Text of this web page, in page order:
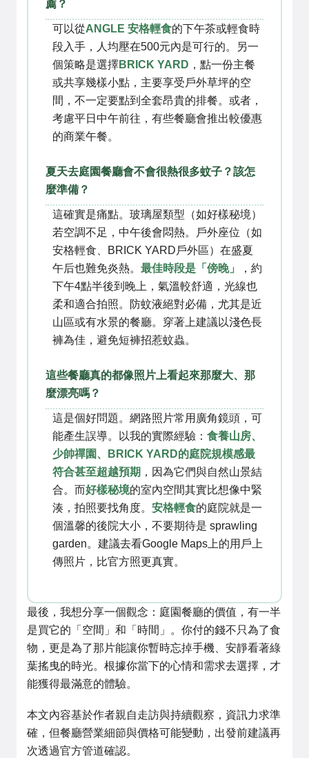
薦？
可以從ANGLE 安格輕食的下午茶或輕食時
段入手，人均壓在500元內是可行的。另一
個策略是選擇BRICK YARD ，點一份主餐
或共享幾樣小點，主要享受戶外草坪的空
間，不一定要點到全套昂貴的排餐。或者，
考慮平日中午前往，有些餐廳會推出較優惠
的商業午餐。
夏天去庭園餐廳會不會很熱很多蚊子？該怎
麼準備？
這確實是痛點。玻璃屋類型（如好樣秘境）
若空調不足，中午後會悶熱。戶外座位（如
安格輕食、BRICK YARD戶外區）在盛夏
午后也難免炎熱。 最佳時段是「傍晚」
，約
下午4點半後到晚上，氣溫較舒適，光線也
柔和適合拍照。防蚊液絕對必備，尤其是近
山區或有水景的餐廳。穿著上建議以淺色長
褲為佳，避免短褲招惹蚊蟲。
這些餐廳真的都像照片上看起來那麼大、那
麼漂亮嗎？
這是個好問題。網路照片常用廣角鏡頭，可
能產生誤導。以我的實際經驗： 食養山房、
少帥禪園、BRICK YARD的庭院規模感最
符合甚至超越預期 ，因為它們與自然山景結
合。而好樣秘境的室內空間其實比想像中緊
湊，拍照要找角度。 安格輕食的庭院就是一
個溫馨的後院大小，不要期待是 sprawling
garden。建議去看Google Maps上的用戶上
傳照片，比官方照更真實。
最後，我想分享一個觀念：庭園餐廳的價值，有一半
是買它的「空間」和「時間」。你付的錢不只為了食
物，更是為了那片能讓你暫時忘掉手機、安靜看著綠
葉搖曳的時光。根據你當下的心情和需求去選擇，才
能獲得最滿意的體驗。
本文內容基於作者親自走訪與持續觀察，資訊力求準
確，但餐廳營業細節與價格可能變動，出發前建議再
次透過官方管道確認。